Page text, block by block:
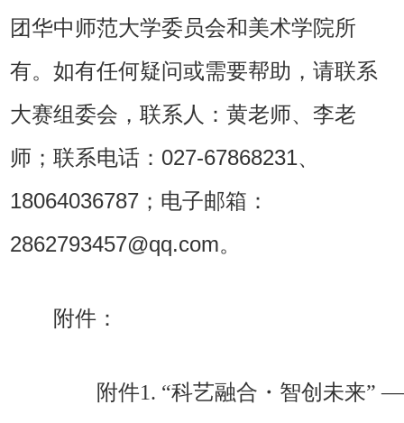
团华中师范大学委员会和美术学院所
有。如有任何疑问或需要帮助，请联系
大赛组委会，联系人：黄老师、李老
师；联系电话：027-67868231、
18064036787；电子邮箱：
2862793457@qq.com。
附件：
附件1. “科艺融合・智创未来”